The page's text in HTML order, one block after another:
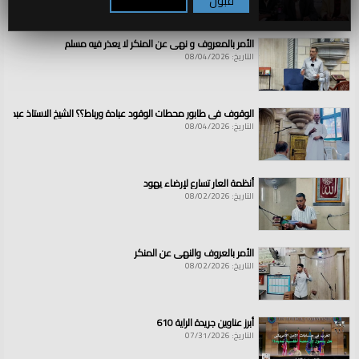
الأمر بالمعروف و نهي عن المنكر لا يعذر فيه مسلم
التاريخ: 08/04/2026
الوقوف في طابور محطات الوقود عبادة ورباط؟؟ الشيخ الاستاذ عبد
التاريخ: 08/04/2026
أنظمة العار تسارع لإرضاء يهود
التاريخ: 08/02/2026
الأمر بالعروف والنهي عن المنكر
التاريخ: 08/02/2026
أبرز عناوين جريدة الراية 610
التاريخ: 07/31/2026